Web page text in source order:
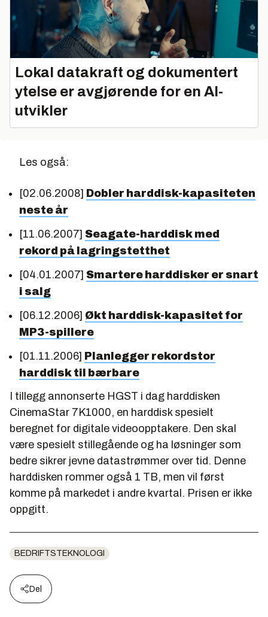
Lokal datakraft og dokumentert
ytelse er avgjørende for en AI-
utvikler
Les også:
[02.06.2008] Dobler harddisk-kapasiteten
neste år
[11.06.2007] Seagate-harddisk med
rekord på lagringstetthet
[04.01.2007] Smartere harddisker er snart
i salg
[06.12.2006] Økt harddisk-kapasitet for
MP3-spillere
[01.11.2006] Planlegger rekordstor
harddisk til bærbare
I tillegg annonserte HGST i dag harddisken
CinemaStar 7K1000, en harddisk spesielt
beregnet for digitale videoopptakere. Den skal
være spesielt stillegående og ha løsninger som
bedre sikrer jevne datastrømmer over tid. Denne
harddisken rommer også 1 TB, men vil først
komme på markedet i andre kvartal. Prisen er ikke
oppgitt.
BEDRIFTSTEKNOLOGI
Del